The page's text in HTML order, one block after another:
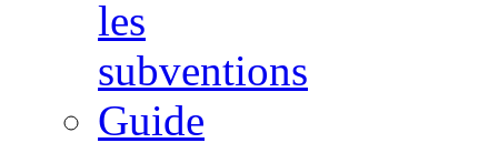
les
subventions
Guide